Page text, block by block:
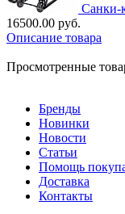
Санки-
16500.00 руб.
Описание товара
Просмотренные
Бренды
Новинки
Новости
Статьи
Помощь
Доставка
Контакты